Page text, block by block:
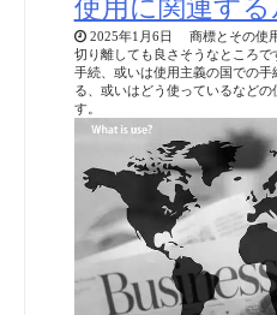
使用に関連す
2025年1月6日 商標とその使
切り離しても良さそうなところ
手続、或いは使用主義の国での
る、或いはどう使っているなど
す。